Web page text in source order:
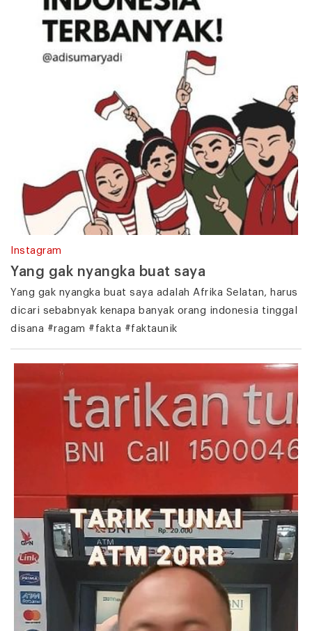
Instagram
Yang gak nyangka buat saya
Yang gak nyangka buat saya adalah Afrika Selatan, harus
dicari sebabnyak kenapa banyak orang indonesia tinggal
disana #ragam #fakta #faktaunik